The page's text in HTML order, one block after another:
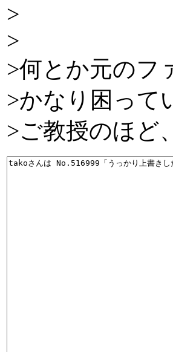
>
>
>何とか元のフ
>かなり困って
>ご教授のほど